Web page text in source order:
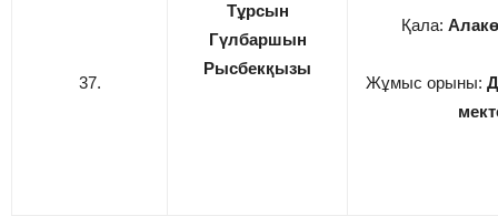
37.
Тұрсын
Гүлбаршын
Рысбекқызы
Қала:
Жұмыс орыны: